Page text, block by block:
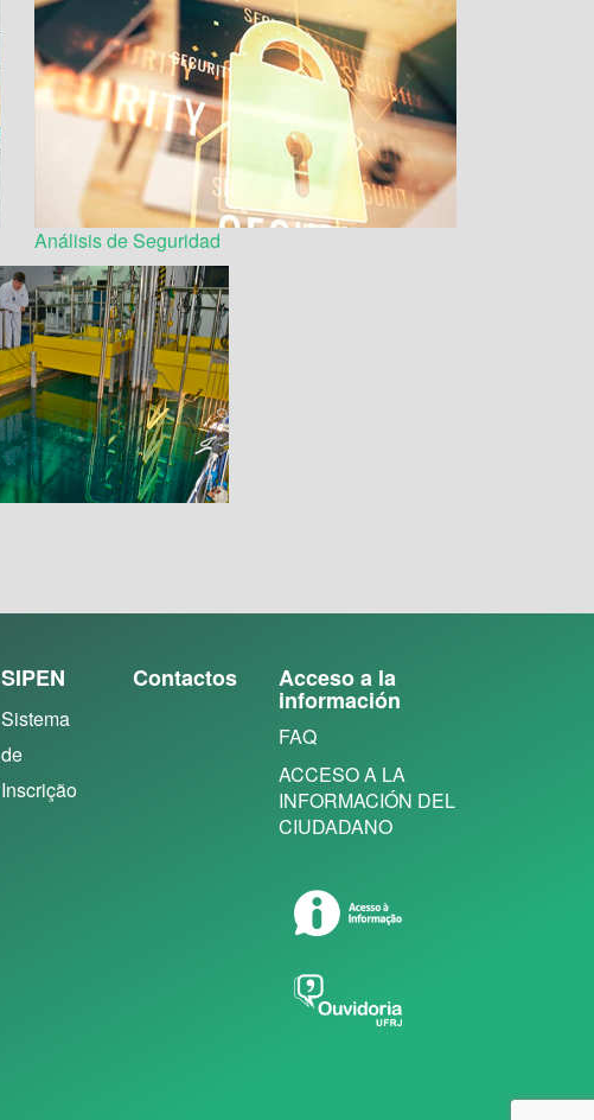
Análisis de Seguridad
SIPEN
Sistema
de
Inscrição
Contactos Acceso a la
información
FAQ
ACCESO A LA
INFORMACIÓN DEL
CIUDADANO